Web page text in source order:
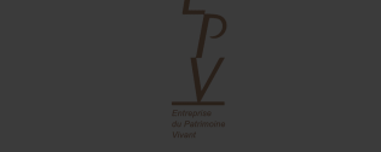
78 place Jean Jaurès -
26100 Romans sur Isère
Tél. 04 75 02 26 80